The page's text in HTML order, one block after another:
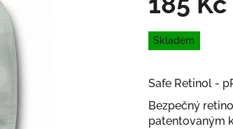
Měrná
cena:
Skladem
Safe Retinol -
Bezpečný
patentovaným